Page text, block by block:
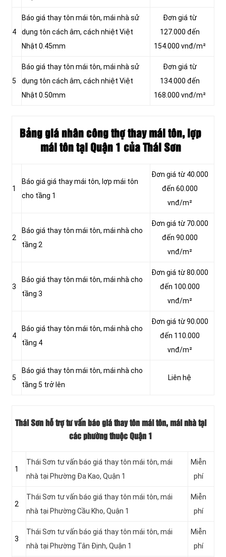
4
Báo giá thay tôn mái tôn, mái nhà sử
dụng tôn cách âm, cách nhiệt Việt
Nhật 0.45mm
Đơn giá từ
127.000 đến
154.000 vnđ/m²
5
Báo giá thay tôn mái tôn, mái nhà sử
dụng tôn cách âm, cách nhiệt Việt
Nhật 0.50mm
Đơn giá từ
134.000 đến
168.000 vnđ/m²
Bảng giá nhân công thợ thay mái tôn, lợp
mái tôn tại Quận 1 của Thái Sơn
1
Báo giá giá thay mái tôn, lợp mái tôn
cho tầng 1
Đơn giá từ 40.000
đến 60.000
vnđ/m²
2
Báo giá thay tôn mái tôn, mái nhà cho
tầng 2
Đơn giá từ 70.000
đến 90.000
vnđ/m²
3
Báo giá thay tôn mái tôn, mái nhà cho
tầng 3
Đơn giá từ 80.000
đến 100.000
vnđ/m²
4
Báo giá thay tôn mái tôn, mái nhà cho
tầng 4
Đơn giá từ 90.000
đến 110.000
vnđ/m²
5
Báo giá thay tôn mái tôn, mái nhà cho
tầng 5 trở lên
Liên hệ
Thái Sơn hỗ trợ tư vấn báo giá thay tôn mái tôn, mái nhà tại
các phường thuộc Quận 1
1
Thái Sơn tư vấn báo giá thay tôn mái tôn, mái
nhà tại Phường Đa Kao, Quận 1
Miễn
phí
2
Thái Sơn tư vấn báo giá thay tôn mái tôn, mái
nhà tại Phường Cầu Kho, Quận 1
Miễn
phí
3
Thái Sơn tư vấn báo giá thay tôn mái tôn, mái
nhà tại Phường Tân Định, Quận 1
Miễn
phí